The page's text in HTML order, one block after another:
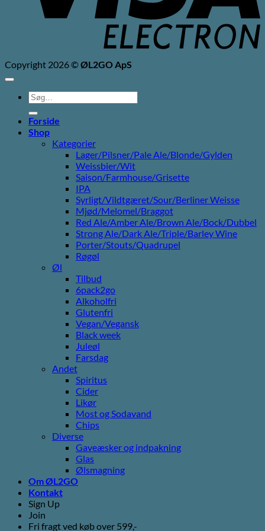
Copyright 2026 ©ØL2GO ApS
Søg
efter:
Forside
Shop
Kategorier
Lager/Pilsner/Pale Ale/Blonde/Gylden
Weissbier/Wit
Saison/Farmhouse/Grisette
IPA
Syrligt/Vildtgæret/Sour/Berliner Weisse
Mjød/Melomel/Braggot
Red Ale/Amber Ale/Brown Ale/Bock/Dubbel
Strong Ale/Dark Ale/Triple/Barley Wine
Porter/Stouts/Quadrupel
Røgøl
Øl
Tilbud
6pack2go
Alkoholfri
Glutenfri
Vegan/Vegansk
Black week
Juleøl
Farsdag
Andet
Spiritus
Cider
Likør
Most og Sodavand
Chips
Diverse
Gaveæsker og indpakning
Glas
Ølsmagning
Om ØL2GO
Kontakt
Sign Up
Join
Fri fragt ved køb over 599,-